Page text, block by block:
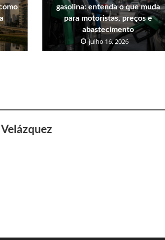
gasolina: entenda o que muda
para motoristas, preços e
abastecimento
julho 16, 2026